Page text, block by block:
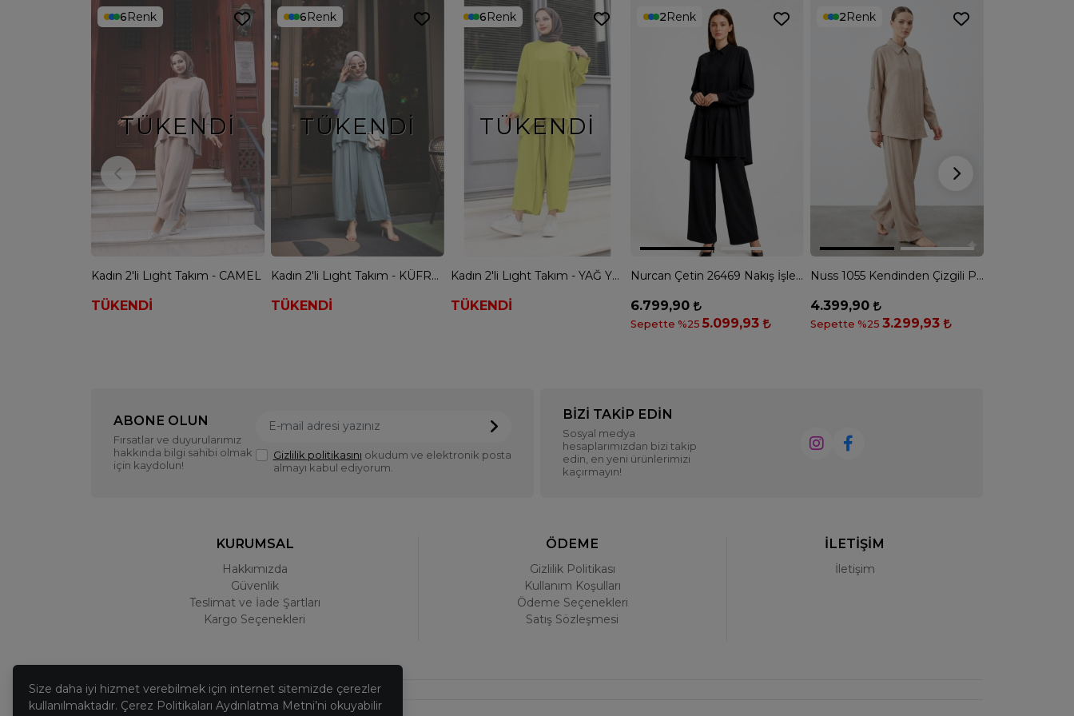
TÜKENDI
6Renk
Kadın 2'li Lıght Takım - CAMEL
TÜKENDİ
TÜKENDI
6Renk
Kadın 2'li Lıght Takım - KÜFRENGİ
TÜKENDİ
TÜKENDI
6Renk
Kadın 2'li Lıght Takım - YAĞ YEŞİLİ
TÜKENDİ
2Renk
Nurcan Çetin 26469 Nakış İşlemeli Gömlek Pantolon Takım - SİYAH
6.799,90
Sepette %25 5.099,93
2Renk
Nuss 1055 Kendinden Çizgili Pantolonlu Takım - KUM
4.399,90
Sepette %25 3.299,93
ABONE OLUN
Fırsatlar ve duyurularımız
hakkında bilgi sahibi olmak
için kaydolun!
Gizlilik politikasını okudum ve elektronik posta
almayı kabul ediyorum.
BIZI TAKIP EDIN
Sosyal medya
hesaplarımızdan bizi takip
edin, en yeni ürünlerimizi
kaçırmayın!
KURUMSAL
Hakkımızda
Güvenlik
Teslimat ve İade Şartları
Kargo Seçenekleri
ÖDEME
Gizlilik Politikası
Kullanım Koşulları
Ödeme Seçenekleri
Satış Sözleşmesi
İLETİŞİM
İletişim
Size daha iyi hizmet verebilmek için internet sitemizde çerezler
kullanılmaktadır. Çerez Politikaları Aydınlatma Metni’ni okuyabilir